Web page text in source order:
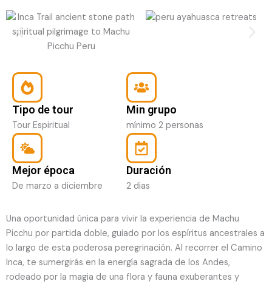
Tipo de tour
Tour Espiritual
Min grupo
mínimo 2 personas
Mejor época
De marzo a diciembre
Duración
2 dias
Una oportunidad única para vivir la experiencia de Machu
Picchu por partida doble, guiado por los espíritus ancestrales a
lo largo de esta poderosa peregrinación. Al recorrer el Camino
Inca, te sumergirás en la energía sagrada de los Andes,
rodeado por la magia de una flora y fauna exuberantes y